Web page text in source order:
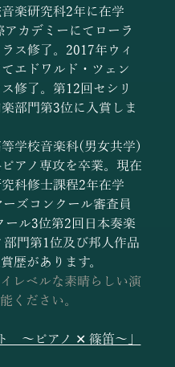
楽研究科2年に在学
カデミーにてローラ
ス修了。2017年ウィ
エドワルド・ツェン
修了。第12回セシリ
部門第3位に入賞しま
学校音楽科(男女共学)
アノ専攻を卒業。現在
科修士課程2年在学
ズコンクール審査員
ール3位第2回日本奏楽
門第1位及び邦人作品
歴があります。
レベルな素晴らしい演
ください。
　～ピアノ ✕ 篠笛～」